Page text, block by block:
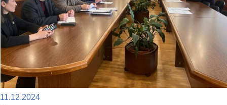
11.12.2024